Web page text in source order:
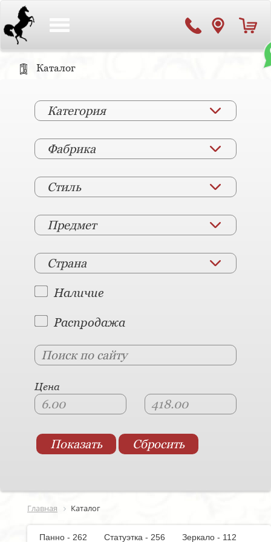
Каталог
Категория
Фабрика
Стиль
Предмет
Страна
Наличие
Распродажа
Цена
Главная Каталог
Панно - 262 Статуэтка - 256
Зеркало - 112